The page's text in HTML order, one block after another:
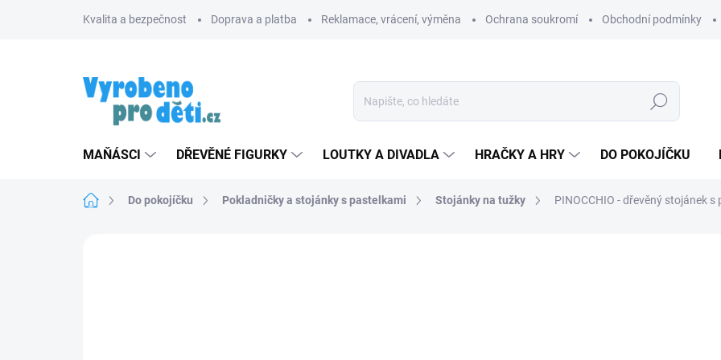
Kvalita a bezpečnost Doprava a platba Reklamace, vrácení, výměna Ochrana soukromí Obchodní podmínky
Hledat
MAŇÁSCI DŘEVĚNÉ FIGURKY LOUTKY A DIVADLA HRAČKY A HRY DO POKOJÍČKU
Domů Do pokojíčku Pokladničky a stojánky s pastelkami Stojánky na tužky PINOCCHIO - dřevěný stojánek s